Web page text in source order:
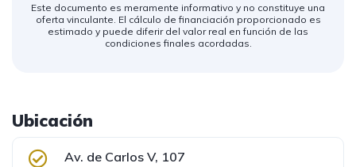
Este documento es meramente informativo y no constituye una
oferta vinculante. El cálculo de financiación proporcionado es
estimado y puede diferir del valor real en función de las
condiciones finales acordadas.
Ubicación
Av. de Carlos V, 107